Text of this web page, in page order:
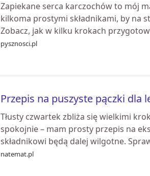
Zapiekane serca karczochów to mój
kilkoma prostymi składnikami, by na
Zobacz, jak w kilku krokach
pysznosci.pl
Przepis na puszyste pączki dla
Tłusty czwartek zbliża się wielkimi
spokojnie – mam prosty przepis na
składnikowi będą dalej wilgotne.
natemat.pl